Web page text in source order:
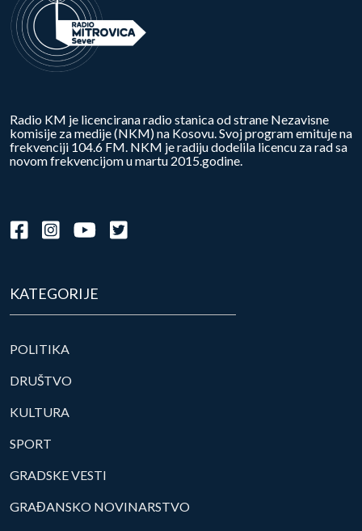
Radio KM je licencirana radio stanica od strane Nezavisne
komisije za medije (NKM) na Kosovu. Svoj program emituje na
frekvenciji 104.6 FM. NKM je radiju dodelila licencu za rad sa
novom frekvencijom u martu 2015.godine.
KATEGORIJE
POLITIKA
DRUŠTVO
KULTURA
SPORT
GRADSKE VESTI
GRAĐANSKO NOVINARSTVO